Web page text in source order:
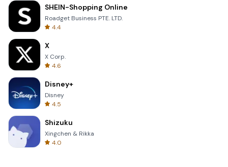
SHEIN-Shopping Online
Roadget Business PTE. LTD.
4.4
X
X Corp.
4.6
Disney+
Disney
4.5
Shizuku
Xingchen & Rikka
4.0